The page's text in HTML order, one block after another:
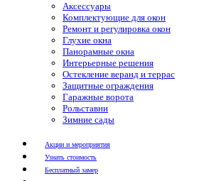
Аксессуары
Комплектующие для окон
Ремонт и регулировка окон
Глухие окна
Панорамные окна
Интерьерные решения
Остекление веранд и террас
Защитные ограждения
Гаражные ворота
Рольставни
Зимние сады
Акции и мероприятия
Узнать стоимость
Бесплатный замер